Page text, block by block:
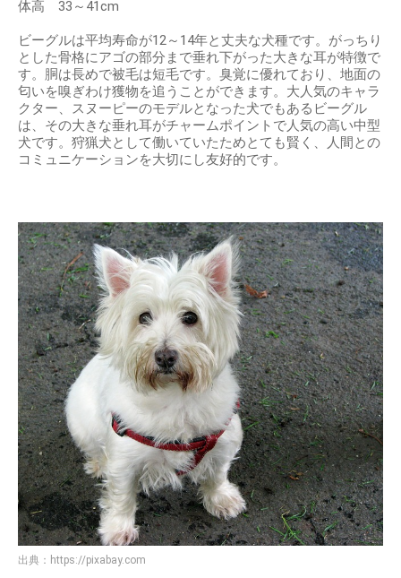
体高 33～41cm
ビーグルは平均寿命が12～14年と丈夫な犬種です。がっちり
とした骨格にアゴの部分まで垂れ下がった大きな耳が特徴で
す。胴は長めで被毛は短毛です。臭覚に優れており、地面の
匂いを嗅ぎわけ獲物を追うことができます。大人気のキャラ
クター、スヌーピーのモデルとなった犬でもあるビーグル
は、その大きな垂れ耳がチャームポイントで人気の高い中型
犬です。狩猟犬として働いていたためとても賢く、人間との
コミュニケーションを大切にし友好的です。
出典： https://pixabay.com